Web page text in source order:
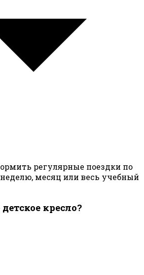
регулярные поездки по
месяц или весь учебный
кресло?